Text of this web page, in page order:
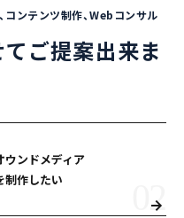
コンテンツ制作、Webコンサル
ご提案出来ま
ウンドメディア
制作したい